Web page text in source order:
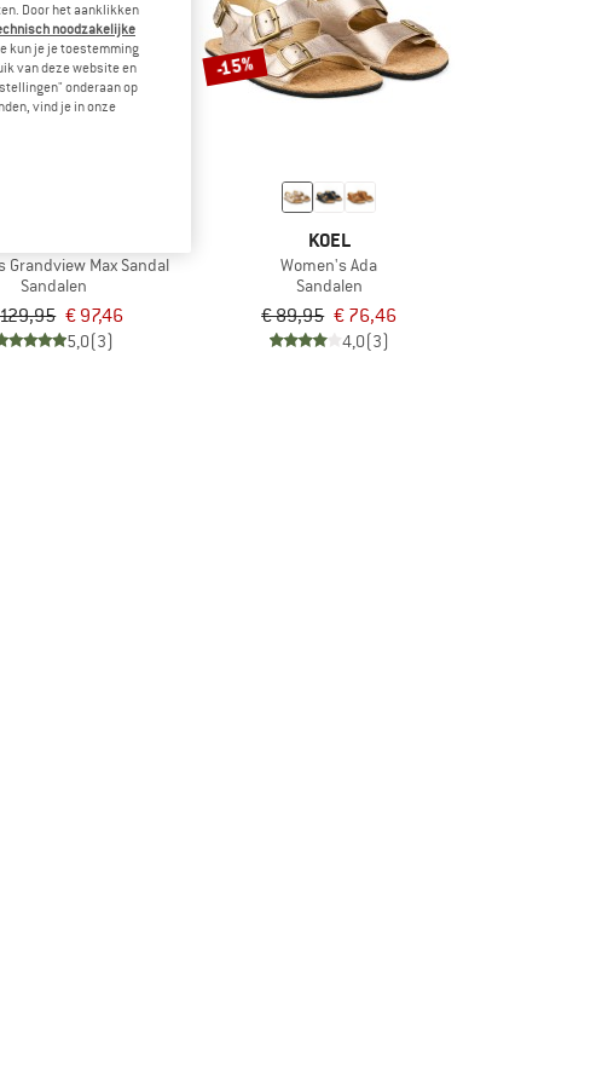
Grandview Max Sandal
Sandalen
€ 97,46
5,0(3)
-15%
KOEL
Women's Ada
Sandalen
€ 89,95 € 76,46
4,0(3)
Door het aanklikken
noodzakelijke
kun je je toestemming
van deze website en
onderaan op
vind je in onze